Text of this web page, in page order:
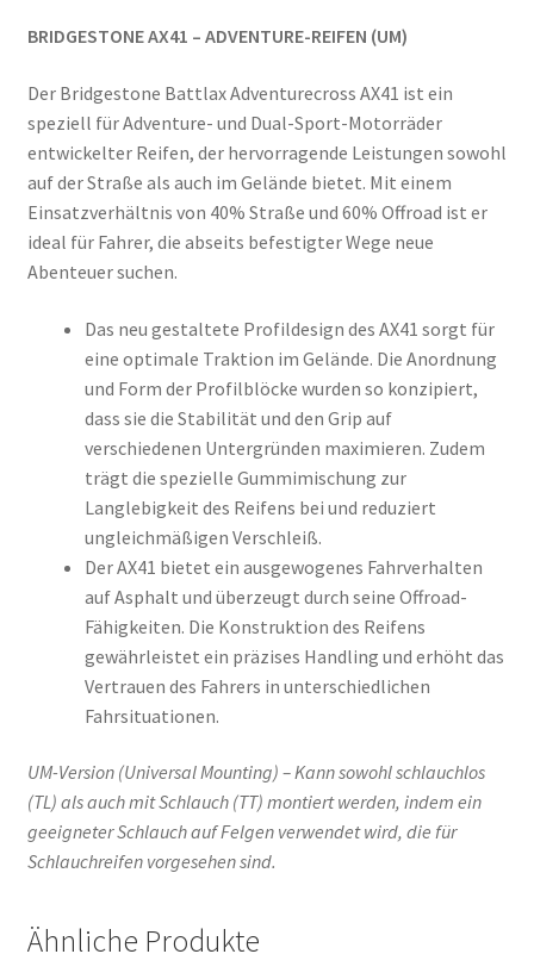
BRIDGESTONE AX41 – ADVENTURE-REIFEN (UM)
Der Bridgestone Battlax Adventurecross AX41 ist ein
speziell für Adventure- und Dual-Sport-Motorräder
entwickelter Reifen, der hervorragende Leistungen sowohl
auf der Straße als auch im Gelände bietet. Mit einem
Einsatzverhältnis von 40% Straße und 60% Offroad ist er
ideal für Fahrer, die abseits befestigter Wege neue
Abenteuer suchen.
Das neu gestaltete Profildesign des AX41 sorgt für
eine optimale Traktion im Gelände. Die Anordnung
und Form der Profilblöcke wurden so konzipiert,
dass sie die Stabilität und den Grip auf
verschiedenen Untergründen maximieren. Zudem
trägt die spezielle Gummimischung zur
Langlebigkeit des Reifens bei und reduziert
ungleichmäßigen Verschleiß.
Der AX41 bietet ein ausgewogenes Fahrverhalten
auf Asphalt und überzeugt durch seine Offroad-
Fähigkeiten. Die Konstruktion des Reifens
gewährleistet ein präzises Handling und erhöht das
Vertrauen des Fahrers in unterschiedlichen
Fahrsituationen.
UM-Version (Universal Mounting) – Kann sowohl schlauchlos
(TL) als auch mit Schlauch (TT) montiert werden, indem ein
geeigneter Schlauch auf Felgen verwendet wird, die für
Schlauchreifen vorgesehen sind.
Ähnliche Produkte